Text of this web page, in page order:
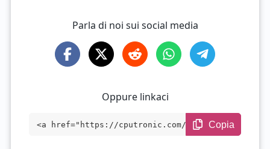
Parla di noi sui social media
Oppure linkaci
<a href="https://cputronic.com/it/cpu/in
Copia